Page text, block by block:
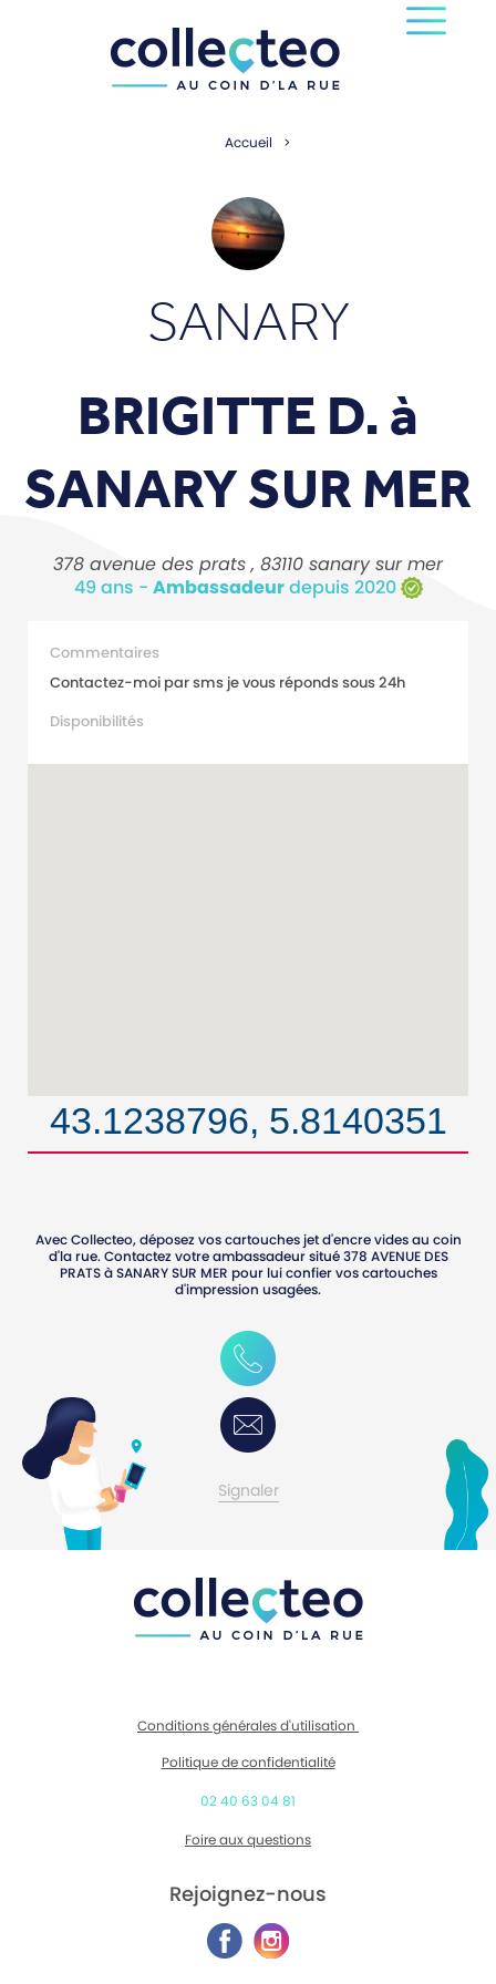
Accueil
SANARY
BRIGITTE D. à
SANARY SUR MER
378 avenue des prats , 83110 sanary sur mer
49 ans - Ambassadeurdepuis 2020
Commentaires
Contactez-moi par sms je vous réponds sous 24h
Disponibilités
43.1238796, 5.8140351
Avec Collecteo, déposez vos cartouches jet d'encre vides au coin
d'la rue. Contactez votre ambassadeur situé378 AVENUE DES
PRATSàSANARY SUR MER pour lui confier vos cartouches
d'impression usagées.
0627485390
Signaler
Conditions générales d'utilisation
Politique de confidentialité
02 40 63 04 81
Foire aux questions
Rejoignez-nous